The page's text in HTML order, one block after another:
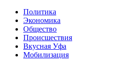
Политика
Экономика
Общество
Происшествия
Вкусная Уфа
Мобилизация